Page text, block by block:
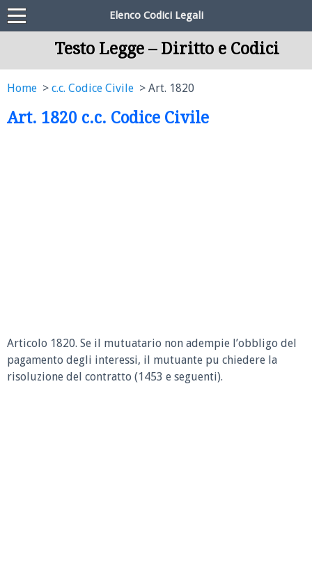
Elenco Codici Legali
Testo Legge – Diritto e Codici
Home c.c. Codice Civile Art. 1820
Art. 1820 c.c. Codice Civile
Articolo 1820. Se il mutuatario non adempie l’obbligo del
pagamento degli interessi, il mutuante pu chiedere la
risoluzione del contratto (1453 e seguenti).